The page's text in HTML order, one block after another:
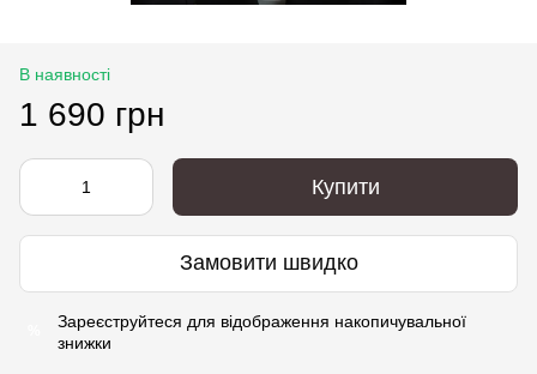
В наявності
1 690 грн
Купити
Замовити швидко
Зареєструйтеся для відображення накопичувальної
знижки